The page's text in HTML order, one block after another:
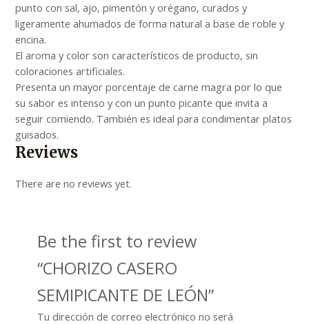
punto con sal, ajo, pimentón y orégano, curados y
ligeramente ahumados de forma natural a base de roble y
encina.
El aroma y color son característicos de producto, sin
coloraciones artificiales.
Presenta un mayor porcentaje de carne magra por lo que
su sabor es intenso y con un punto picante que invita a
seguir comiendo. También es ideal para condimentar platos
guisados.
Reviews
There are no reviews yet.
Be the first to review
“CHORIZO CASERO
SEMIPICANTE DE LEÓN”
Tu dirección de correo electrónico no será